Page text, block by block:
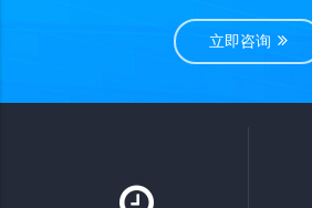
立即咨询